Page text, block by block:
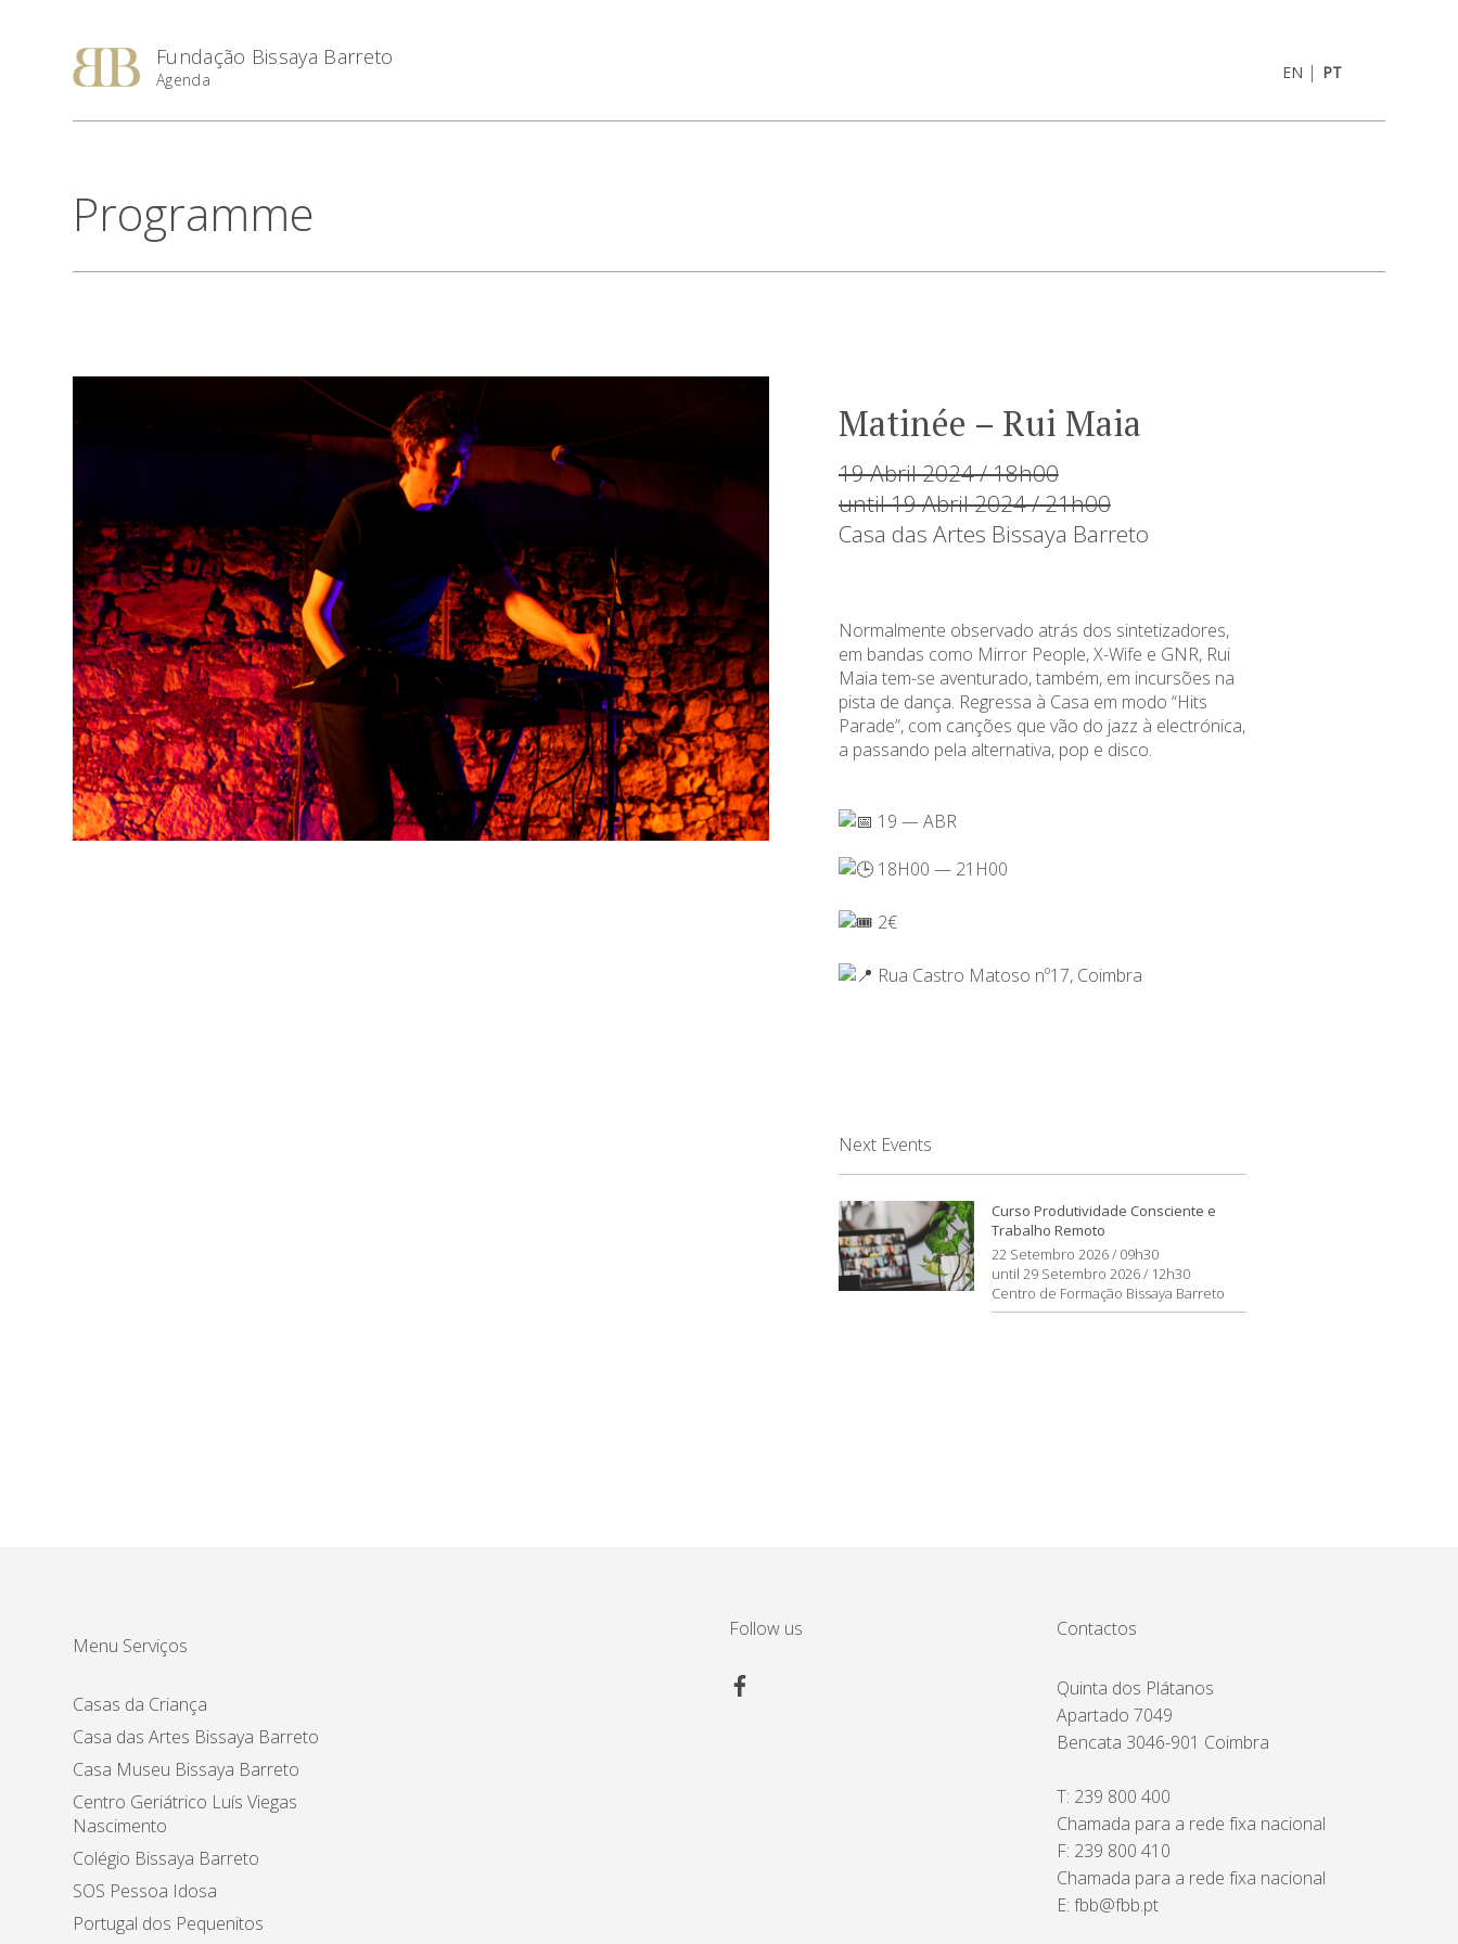
Fundação Bissaya Barreto
Agenda EN | PT
Programme
Matinée – Rui Maia
19 Abril 2024 / 18h00
until 19 Abril 2024 / 21h00
Casa das Artes Bissaya Barreto
Normalmente observado atrás dos sintetizadores,
em bandas como Mirror People, X-Wife e GNR, Rui
Maia tem-se aventurado, também, em incursões na
pista de dança. Regressa à Casa em modo “Hits
Parade”, com canções que vão do jazz à electrónica,
a passando pela alternativa, pop e disco.
19 — ABR
18H00 — 21H00
2€
Rua Castro Matoso nº17, Coimbra
Next Events
Curso Produtividade Consciente e
Trabalho Remoto
22 Setembro 2026 / 09h30
until 29 Setembro 2026 / 12h30
Centro de Formação Bissaya Barreto
Menu Serviços
Casas da Criança
Casa das Artes Bissaya Barreto
Casa Museu Bissaya Barreto
Centro Geriátrico Luís Viegas
Nascimento
Colégio Bissaya Barreto
SOS Pessoa Idosa
Portugal dos Pequenitos
Follow us Contactos
Quinta dos Plátanos
Apartado 7049
Bencata 3046-901 Coimbra
T: 239 800 400
Chamada para a rede fixa nacional
F: 239 800 410
Chamada para a rede fixa nacional
E:fbb@fbb.pt